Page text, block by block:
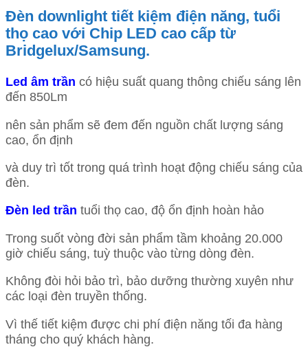
Đèn downlight tiết kiệm điện năng, tuổi
thọ cao với Chip LED cao cấp từ
Bridgelux/Samsung.
Led âm trần có hiệu suất quang thông chiếu sáng lên
đến 850Lm
nên sản phẩm sẽ đem đến nguồn chất lượng sáng
cao, ổn định
và duy trì tốt trong quá trình hoạt động chiếu sáng của
đèn.
Đèn led trần tuổi thọ cao, độ ổn định hoàn hảo
Trong suốt vòng đời sản phẩm tầm khoảng 20.000
giờ chiếu sáng, tuỳ thuộc vào từng dòng đèn.
Không đòi hỏi bảo trì, bảo dưỡng thường xuyên như
các loại đèn truyền thống.
Vì thế tiết kiệm được chi phí điện năng tối đa hàng
tháng cho quý khách hàng.